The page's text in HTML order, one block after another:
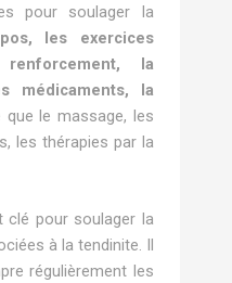
pour soulager la
les exercices
la
médicaments, la
que le massage, les
les thérapies par la
pour soulager la
à la tendinite. Il
régulièrement les